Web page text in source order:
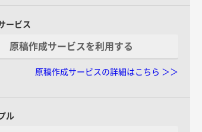
ービス
原稿作成サービスを利用する
原稿作成サービスの詳細はこちら ＞＞
ル